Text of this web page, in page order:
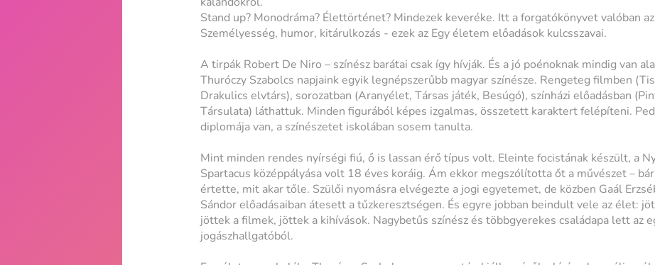
Stand up? Monodráma? Élettörténet? Mindezek keveréke. Itt a forgatókönyvet valóban
Személyesség, humor, kitárulkozás - ezek az Egy életem előadások kulcsszavai.
A tirpák Robert De Niro – színész barátai csak így hívják. És a jó poénoknak mindig van
Thuróczy Szabolcs napjaink egyik legnépszerűbb magyar színésze. Rengeteg filmben
Drakulics elvtárs), sorozatban (Aranyélet, Társas játék, Besúgó), színházi előadásban
Társulata) láthattuk. Minden figurából képes izgalmas, összetett karaktert felépíteni.
diplomája van, a színészetet iskolában sosem tanulta.
Mint minden rendes nyírségi fiú, ő is lassan érő típus volt. Eleinte focistának készült, a
Spartacus középpályása volt 18 éves koráig. Ám ekkor megszólította őt a művészet –
értette, mit akar tőle. Szülői nyomásra elvégezte a jogi egyetemet, de közben Gaál
Sándor előadásaiban átesett a tűzkeresztségen. És egyre jobban beindult vele az élet:
jöttek a filmek, jöttek a kihívások. Nagybetűs színész és többgyerekes családapa lett az
jogászhallgatóból.